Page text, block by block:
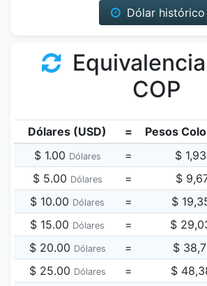
Dólar histórico
COP
Dólares (USD) =
Pesos
$ 1.00 Dólares = $
$ 5.00 Dólares = $
$ 10.00 Dólares = $
$ 15.00 Dólares = $
$ 20.00 Dólares = $
$ 25.00 Dólares = $